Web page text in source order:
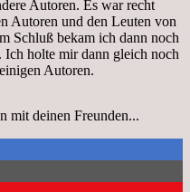
Autoren. Es war recht
Autoren und den Leuten von
Schluß bekam ich dann noch
Ich holte mir dann gleich noch
Autoren.
mit deinen Freunden...